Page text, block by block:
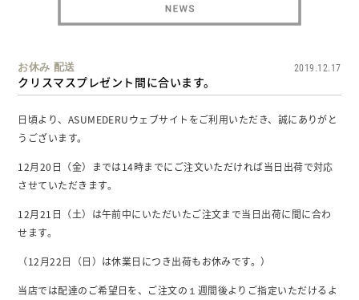
お休み 配送
クリスマスプレゼント間に合います。
2019.12.17
日頃より、ASUMEDERUウェブサイトをご利用いただき、誠にありがと
うございます。
12月20日（金）までは14時までにご注文いただければ当日出荷で対応
させていただきます。
12月21日（土）は午前中にいただいたご注文まで当日出荷に間に合わ
せます。
（12月22日（日）は休業日につき出荷もお休みです。）
当店では配達のご希望日を、ご注文の１週間後よりご指定いただけるよ